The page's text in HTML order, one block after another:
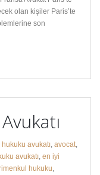
olan kişiler Paris’te
son
avukatı avocat
avukatı en iyi
hukuku